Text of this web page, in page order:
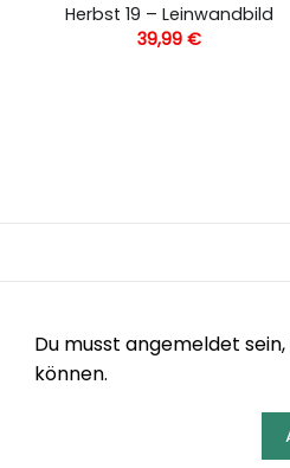
Herbst 19 – Leinwandbild
39,99€
Du musst angemeldet
können.